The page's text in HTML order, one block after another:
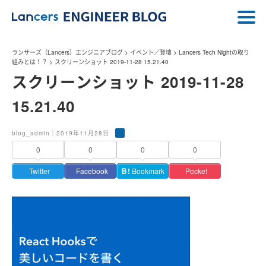
ランサーズ（Lancers）エンジニアブログ > イベント／登壇 > Lancers Tech Nightの取り
組みとは！？ > スクリーンショット 2019-11-28 15.21.40
スクリーンショット 2019-11-28
15.21.40
blog_admin｜2019年11月28日
0
Twitter
0
Facebook
0
Ｂ! Bookmark
0
Pocket